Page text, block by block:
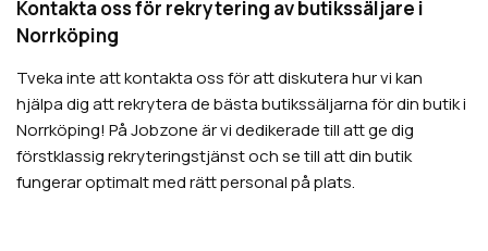
Kontakta oss för rekrytering av butikssäljare i
Norrköping
Tveka inte att kontakta oss för att diskutera hur vi kan
hjälpa dig att rekrytera de bästa butikssäljarna för din butik i
Norrköping! På Jobzone är vi dedikerade till att ge dig
förstklassig rekryteringstjänst och se till att din butik
fungerar optimalt med rätt personal på plats.